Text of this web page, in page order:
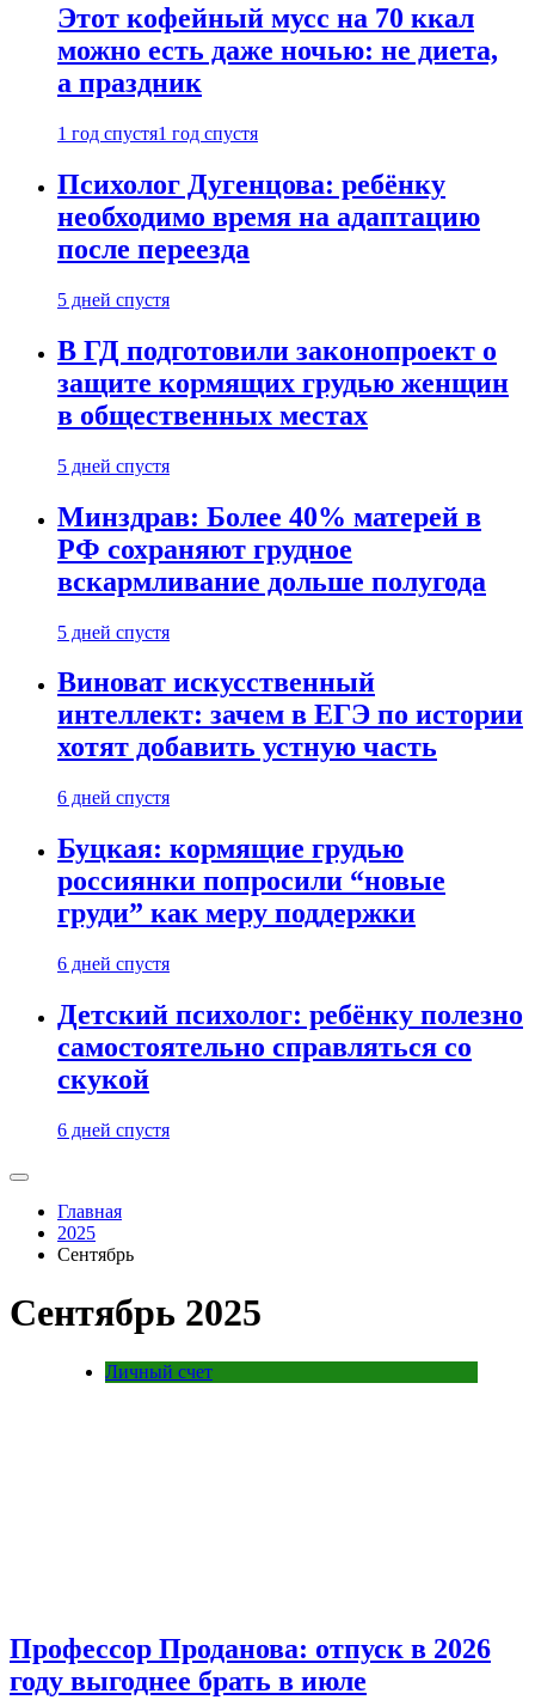
Этот кофейный мусс на 70 ккал
можно есть даже ночью: не диета,
а праздник
1 год спустя1 год спустя
Психолог Дугенцова: ребёнку
необходимо время на адаптацию
после переезда
5 дней спустя
В ГД подготовили законопроект о
защите кормящих грудью женщин
в общественных местах
5 дней спустя
Минздрав: Более 40% матерей в
РФ сохраняют грудное
вскармливание дольше полугода
5 дней спустя
Виноват искусственный
интеллект: зачем в ЕГЭ по истории
хотят добавить устную часть
6 дней спустя
Буцкая: кормящие грудью
россиянки попросили “новые
груди” как меру поддержки
6 дней спустя
Детский психолог: ребёнку полезно
самостоятельно справляться со
скукой
6 дней спустя
Главная
2025
Сентябрь
Сентябрь 2025
Личный счет
Профессор Проданова: отпуск в 2026
году выгоднее брать в июле